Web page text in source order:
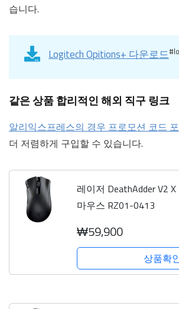
습니다.
Logitech Opitions+ 다운로드
같은 상품 합리적인 해외 직구 링크
알리익스프레스의 경우 프로모션 코드
더 저렴하게 구입할 수 있습니다.
레이저 DeathAdder V2 X
마우스 RZ01-0413
₩59,900
상품확